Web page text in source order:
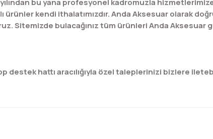
bu yana profesyonel kadromuzla
ürünler kendi ithalatımızdır. Anda Aksesuar olarak
Sitemizde bulacağınız tüm ürünleri Anda Aksesuar
destek hattı aracılığıyla özel taleplerinizi bizlere